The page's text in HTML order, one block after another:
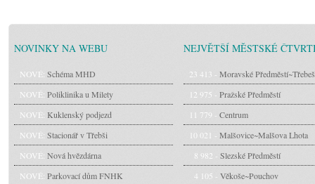
NOVINKY NA WEBU
NOVÉ: Schéma MHD
NOVÉ: Poliklinika u Milety
NOVÉ: Kuklenský podjezd
NOVÉ: Stacionář v Třebši
NOVÉ: Nová hvězdárna
NOVÉ: Parkovací dům FNHK
NEJVĚTŠÍ MĚSTSKÉ
23 413 - Moravské Předměstí~Třebeš
12 975 - Pražské Předměstí
11 779 - Centrum
10 021 - Malšovice~Malšova Lhota
8 982 - Slezské Předměstí
4 105 - Věkoše~Pouchov